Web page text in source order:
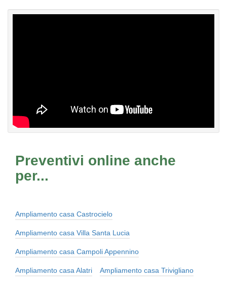
Preventivi online anche
per...
Ampliamento casa Castrocielo
Ampliamento casa Villa Santa Lucia
Ampliamento casa Campoli Appennino
Ampliamento casa Alatri Ampliamento casa Trivigliano